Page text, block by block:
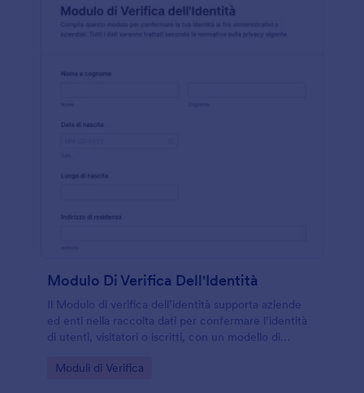
Modulo Di Verifica Dell'Identità
Il Modulo di verifica dell’identità supporta aziende
ed enti nella raccolta dati per confermare l’identità
di utenti, visitatori o iscritti, con un modello di
condividere online.
Go to Category:
Moduli di Verifica